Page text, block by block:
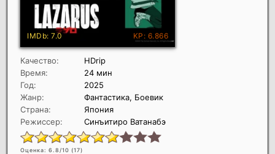
Качество:
HDrip
Время:
24 мин
Год:
2025
Жанр:
Фантастика, Боевик
Страна:
Япония
Режиссер:
Синъитиро Ватанабэ
Оценка: 6.8/10 (17)